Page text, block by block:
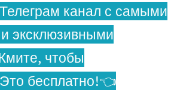
канал с самыми
эксклюзивными
чтобы
бесплатно!👈